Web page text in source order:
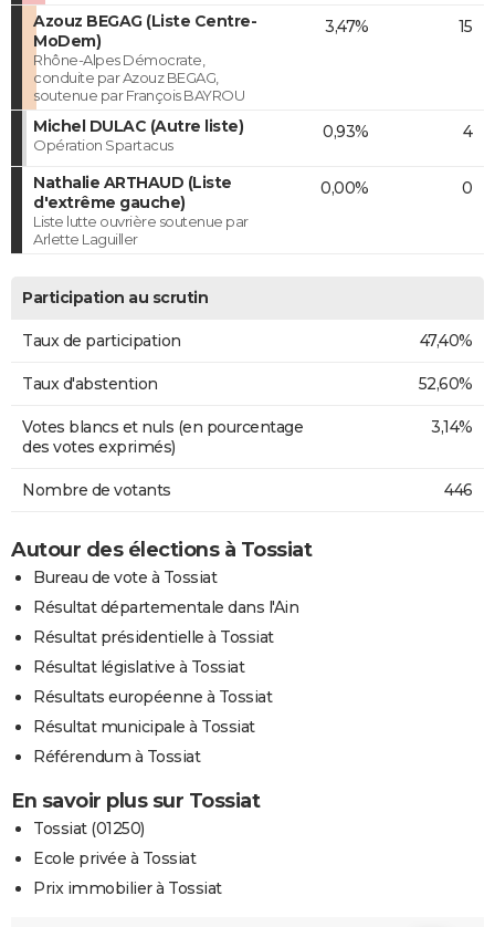
Azouz BEGAG (Liste Centre-
MoDem)
Rhône-Alpes Démocrate,
conduite par Azouz BEGAG,
soutenue par François BAYROU
3,47% 15
Michel DULAC (Autre liste)
Opération Spartacus
0,93% 4
Nathalie ARTHAUD (Liste
d'extrême gauche)
Liste lutte ouvrière soutenue par
Arlette Laguiller
0,00% 0
Participation au scrutin
Taux de participation 47,40%
Taux d'abstention 52,60%
Votes blancs et nuls (en pourcentage
des votes exprimés)
3,14%
Nombre de votants 446
Autour des élections à Tossiat
Bureau de vote à Tossiat
Résultat départementale dans l'Ain
Résultat présidentielle à Tossiat
Résultat législative à Tossiat
Résultats européenne à Tossiat
Résultat municipale à Tossiat
Référendum à Tossiat
En savoir plus sur Tossiat
Tossiat (01250)
Ecole privée à Tossiat
Prix immobilier à Tossiat